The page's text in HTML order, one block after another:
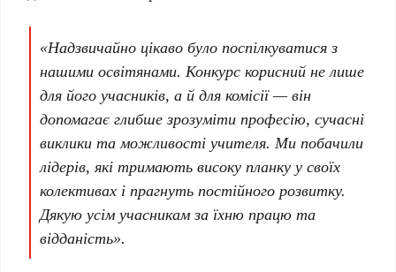
«Надзвичайно цікаво було поспілкуватися з
нашими освітянами. Конкурс корисний не лише
для його учасників, а й для комісії — він
допомагає глибше зрозуміти професію, сучасні
виклики та можливості учителя. Ми побачили
лідерів, які тримають високу планку у своїх
колективах і прагнуть постійного розвитку.
Дякую усім учасникам за їхню працю та
відданість».